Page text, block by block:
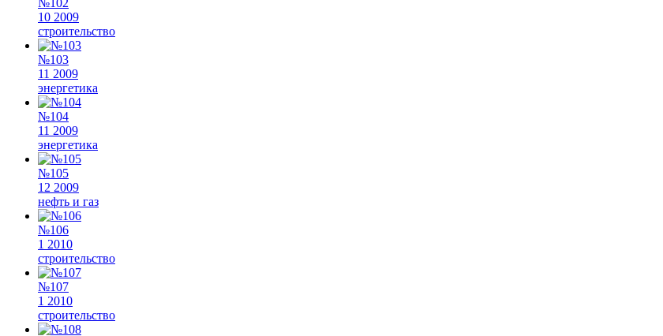
№102
10 2009
строительство
№103
11 2009
энергетика
№104
11 2009
энергетика
№105
12 2009
нефть и газ
№106
1 2010
строительство
№107
1 2010
строительство